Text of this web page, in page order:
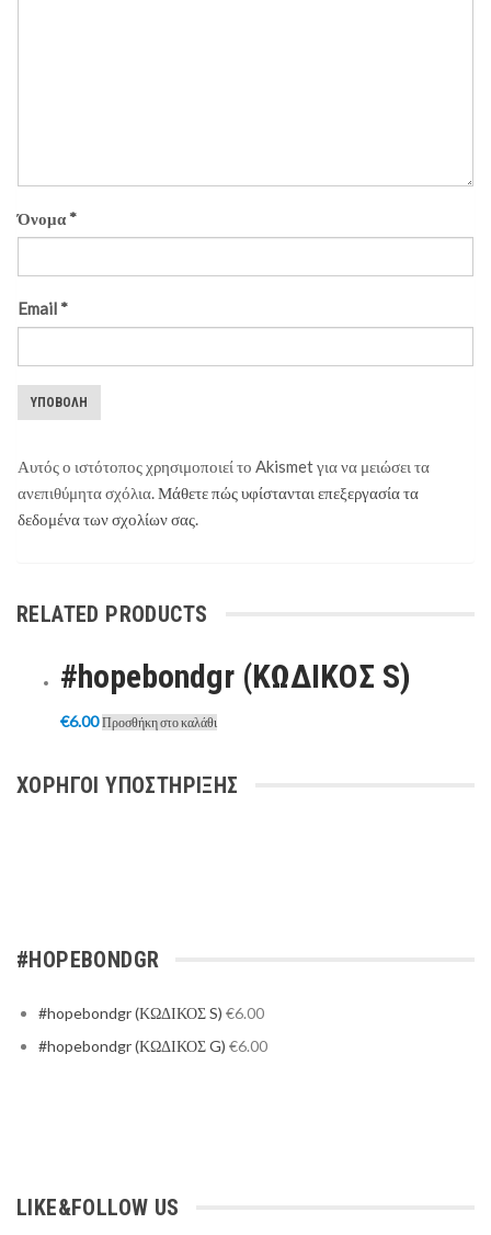
Όνομα *
Email *
Αυτός ο ιστότοπος χρησιμοποιεί το Akismet για να μειώσει τα
ανεπιθύμητα σχόλια.Μάθετε πώς υφίστανται επεξεργασία τα
δεδομένα των σχολίων σας.
RELATED PRODUCTS
#hopebondgr (ΚΩΔΙΚΟΣ S)
€6.00 Προσθήκη στο καλάθι
ΧΟΡΗΓΟΙ ΥΠΟΣΤΗΡΙΞΗΣ
#HOPEBONDGR
#hopebondgr (ΚΩΔΙΚΟΣ S) €6.00
#hopebondgr (ΚΩΔΙΚΟΣ G) €6.00
LIKE&FOLLOW US